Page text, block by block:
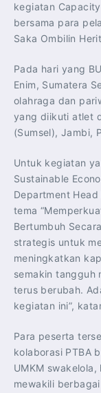
kegiatan
bersama para
Saka Ombilin
Pada hari yang
Enim, Sumatera
olahraga dan
yang diikuti atlet
(Sumsel), Jambi,
Untuk kegiatan
Sustainable
Department
tema
Bertumbuh
strategis untuk
meningkatkan
semakin tangguh
terus berubah.
kegiatan ini”,
Para peserta
kolaborasi PTBA
UMKM
mewakili